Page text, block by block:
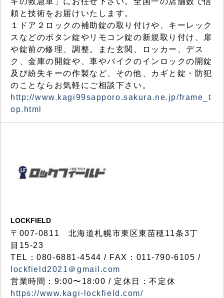
頼と技術をお届けいたします。
１ドア２ロックの補助錠の取り付けや、キーレック
スなどのボタン錠やリモコン錠の新規取り付け、扉
や錠前の修理、調整。また玄関、ロッカー、デス
ク、金庫の開錠や、車やバイクのインロックの開錠
及び紛失キーの作製など、その他、カギと錠・防犯
のことならお気軽にご相談下さい。
http://www.kagi99sapporo.sakura.ne.jp/frame_t
op.html
LOCKFIELD
〒007-0811 北海道札幌市東区東苗穂11条3丁
目15-23
TEL：080-6881-4544 / FAX：011-790-6105 /
lockfield2021＠gmail.com
営業時間：9:00〜18:00 / 定休日：不定休
https://www.kagi-lockfield.com/